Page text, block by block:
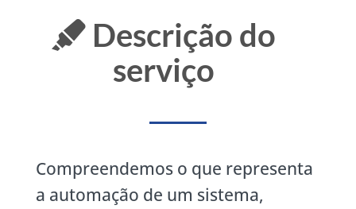
Descrição do
serviço
Compreendemos o que representa
a automação de um sistema,